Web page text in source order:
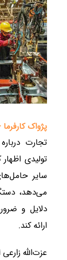
پژواک کارفرما
تجارت
تولیدی
سایر
می‌دهد،
دلایل و
ارائه کند.
عزت‌الله